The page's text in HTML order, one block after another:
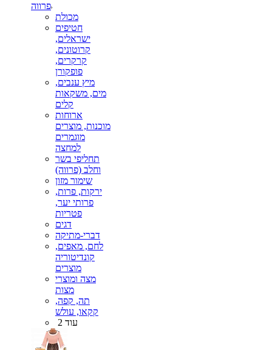
פרווה
מכולת
חטיפים
ישראלים,
קרוטונים,
קרקרים,
פופקורן
מיץ ענבים,
מים, משקאות
קלים
ארוחות
מוכנות, מוצרים
מוגמרים
למחצה
תחליפי בשר
וחלב (פרווה)
שימור מזון
ירקות, פרות,
פרותי יער,
פטריות
דגים
דברי-מתיקה
לחם, מאפים,
קונדיטוריה
מוצרים
מצה ומוצרי
מצות
תה, קפה,
קקאו, עולש
עוד 2